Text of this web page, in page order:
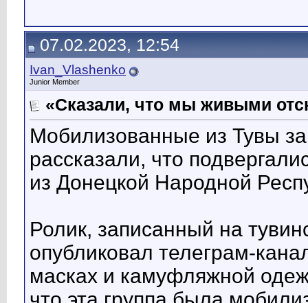
07.02.2023, 12:54
Ivan_Vlashenko
Junior Member
«Сказали, что мы живыми
Мобилизованные из Тувы
рассказали, что
из Донецкой Народной
Ролик, записанный на
опубликовал телеграм-
масках и камуфляжной